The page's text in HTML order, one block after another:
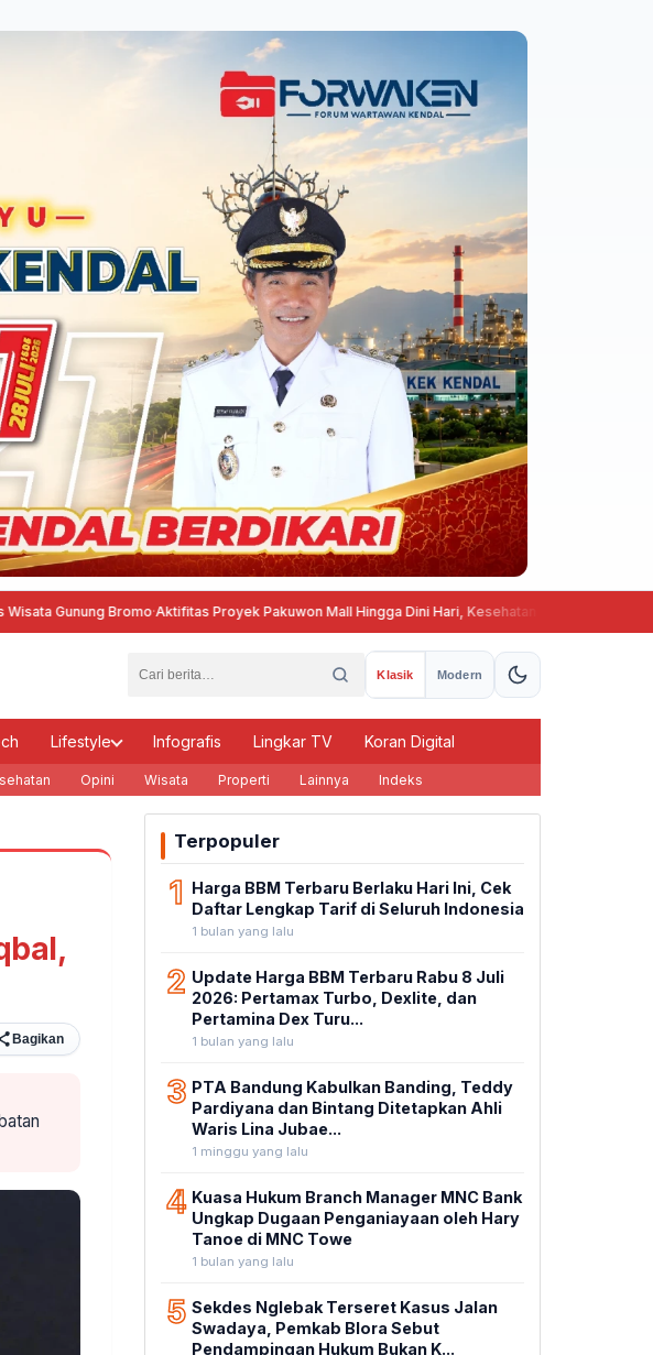
Bromo·Aktifitas Proyek Pakuwon Mall Hingga Dini Hari, Kesehatan dan Ketenangan Warga
Klasik Modern
Lifestyle Infografis Lingkar TV Koran Digital
Opini Wisata Properti Lainnya Indeks
Bagikan
Terpopuler
1 Harga BBM Terbaru Berlaku Hari Ini, Cek
Daftar Lengkap Tarif di Seluruh Indonesia
1 bulan yang lalu
2 Update Harga BBM Terbaru Rabu 8 Juli
2026: Pertamax Turbo, Dexlite, dan
Pertamina Dex Turu...
1 bulan yang lalu
3 PTA Bandung Kabulkan Banding, Teddy
Pardiyana dan Bintang Ditetapkan Ahli
Waris Lina Jubae...
1 minggu yang lalu
4 Kuasa Hukum Branch Manager MNC Bank
Ungkap Dugaan Penganiayaan oleh Hary
Tanoe di MNC Towe
1 bulan yang lalu
5 Sekdes Nglebak Terseret Kasus Jalan
Swadaya, Pemkab Blora Sebut
Pendampingan Hukum Bukan K...